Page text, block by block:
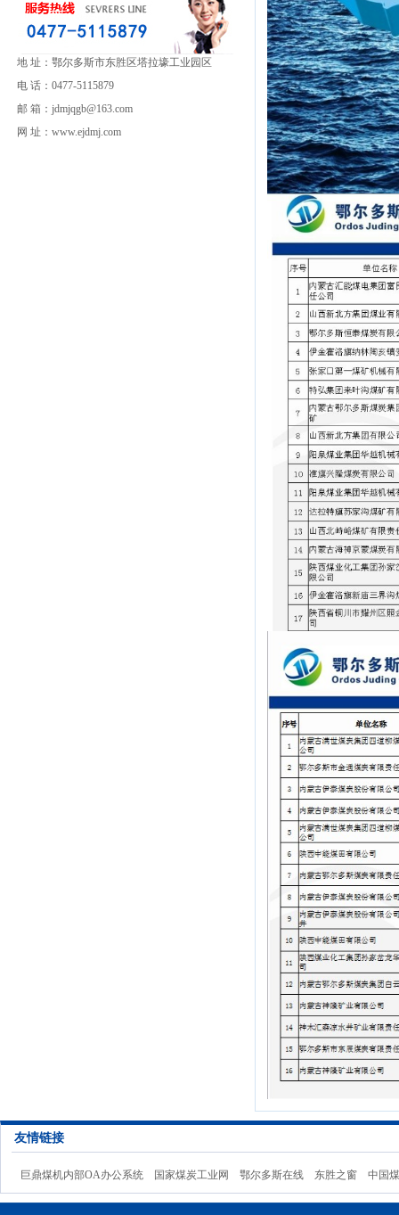
地 址：鄂尔多斯市东胜区塔拉壕工业园区
电 话：0477-5115879
邮 箱：jdmjqgb@163.com
网 址：www.ejdmj.com
友情链接
巨鼎煤机内部OA办公系统 国家煤炭工业网 鄂尔多斯在线 东胜之窗 中国